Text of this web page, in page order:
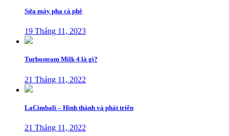
Sửa máy pha cà phê
19 Tháng 11, 2023
Turbosteam Milk 4 là gì?
21 Tháng 11, 2022
LaCimbali – Hình thành và phát triển
21 Tháng 11, 2022